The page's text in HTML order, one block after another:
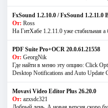
FxSound 1.2.10.0 / FxSound 1.2.11.0
От: Ross
На ГитХабе 1.2.11.0 уже стабильная а
PDF Suite Pro+OCR 20.0.61.21558
От: GeorgNik
Где найти в меню эту опцию: Click
Desktop Notifications and Auto Update
Movavi Video Editor Plus 26.20.0
От: azxsdc321